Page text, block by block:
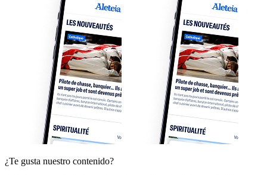
¿Te gusta nuestro contenido?